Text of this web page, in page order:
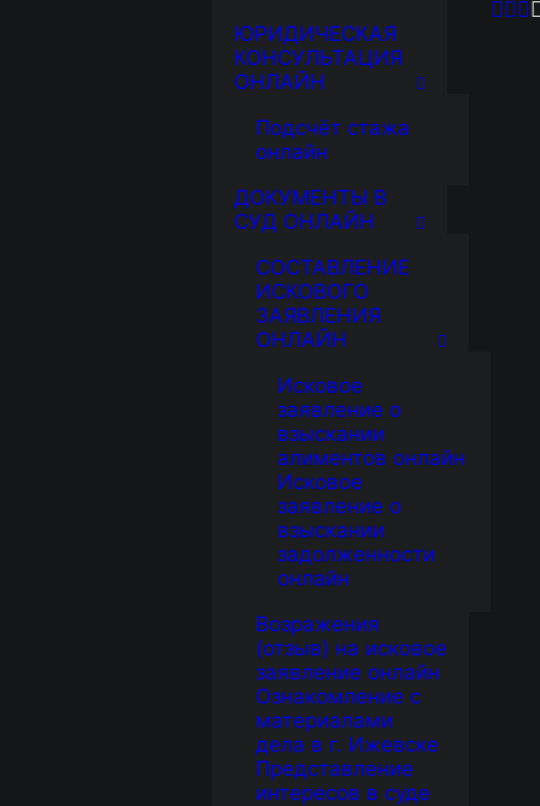
ЮРИДИЧЕСКАЯ
КОНСУЛЬТАЦИЯ
ОНЛАЙН
Подсчёт стажа
онлайн
ДОКУМЕНТЫ В
СУД ОНЛАЙН
СОСТАВЛЕНИЕ
ИСКОВОГО
ЗАЯВЛЕНИЯ
ОНЛАЙН
Исковое
заявление о
взыскании
алиментов онлайн
Исковое
заявление о
взыскании
задолженности
онлайн
Возражения
(отзыв) на исковое
заявление онлайн
Ознакомление с
материалами
дела в г. Ижевске
Представление
интересов в суде
ДЕЛАМ
ПФР, подготовим документы
юристы с опытом работы более 9
рассрочка без участия банка
к работе без предоплаты